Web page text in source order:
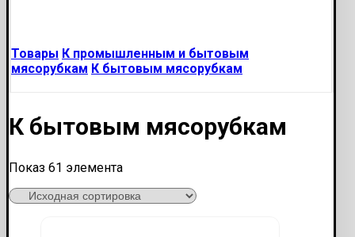
Товары К промышленным и бытовым
мясорубкам К бытовым мясорубкам
К бытовым мясорубкам
Показ 61 элемента